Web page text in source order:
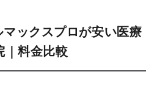
ックスプロが安い医療
｜料金比較